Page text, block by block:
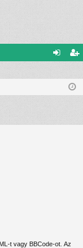
is
t vagy BBCode-ot. Az